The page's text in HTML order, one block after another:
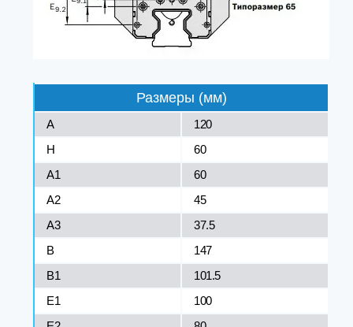
Размеры (мм)
A
120
H
60
A1
60
A2
45
A3
37.5
B
147
B1
101.5
E1
100